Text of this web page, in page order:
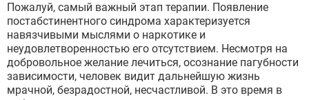
Пожалуй, самый важный этап терапии. Появление
постабстинентного синдрома характеризуется
навязчивыми мыслями о наркотике и
неудовлетворенностью его отсутствием. Несмотря на
добровольное желание лечиться, осознание пагубности
зависимости, человек видит дальнейшую жизнь
мрачной, безрадостной, несчастливой. В это время в